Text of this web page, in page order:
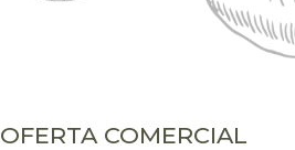
OFERTA COMERCIAL